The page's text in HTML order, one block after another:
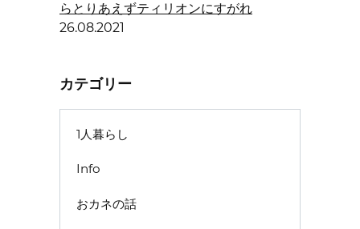
らとりあえずティリオンにすがれ
26.08.2021
カテゴリー
1人暮らし
Info
おカネの話